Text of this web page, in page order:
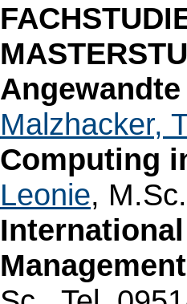
Malzhacker,
Computing
Leonie,